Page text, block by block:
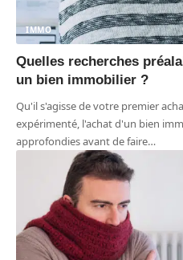
IMMO
Quelles recherches
un bien immobilier ?
Qu'il s'agisse de votre premier
expérimenté, l'achat d'un bien
approfondies avant de faire…